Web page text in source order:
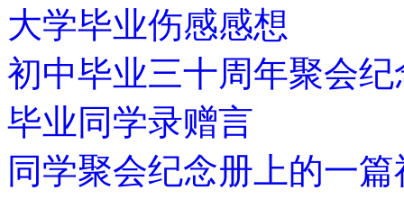
大学毕业伤感感想
初中毕业三十周年聚会
毕业同学录赠言
同学聚会纪念册上的一